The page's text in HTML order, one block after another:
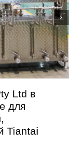
Ltd в
для
Tiantai